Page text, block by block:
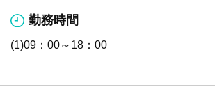
勤務時間
(1)09：00～18：00